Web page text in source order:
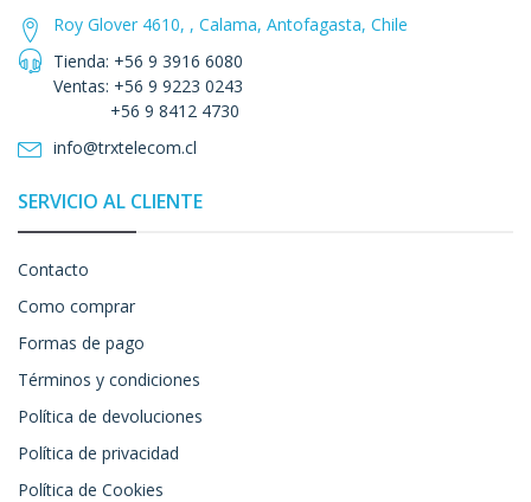
Roy Glover 4610, , Calama, Antofagasta, Chile
Tienda: +56 9 3916 6080
Ventas: +56 9 9223 0243
+56 9 8412 4730
info@trxtelecom.cl
SERVICIO AL CLIENTE
Contacto
Como comprar
Formas de pago
Términos y condiciones
Política de devoluciones
Política de privacidad
Política de Cookies